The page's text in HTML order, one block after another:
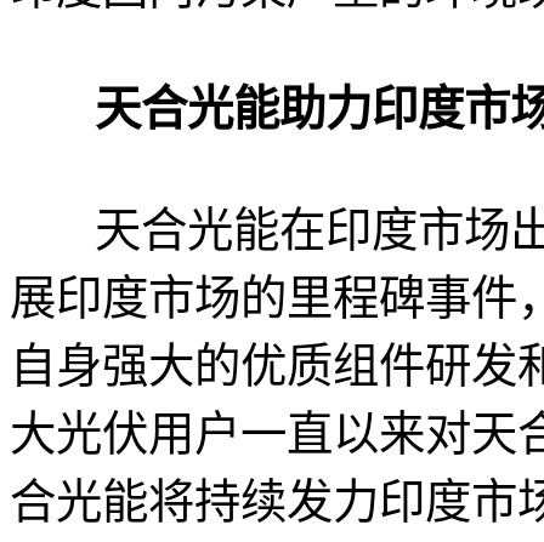
天合光能助力印度市
天合光能在印度市场出
展印度市场的里程碑事件
自身强大的优质组件研发
大光伏用户一直以来对天
合光能将持续发力印度市